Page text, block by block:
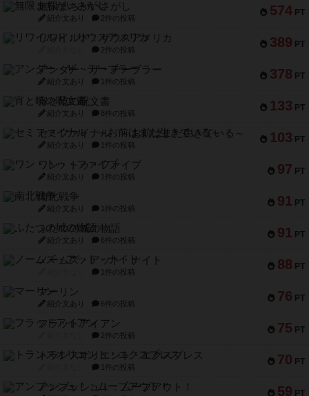
574 PT
無限まちがいさがし
紹介文あり 2件の投稿
389 PT
リワイルド：サウスアメリカ
2件の投稿
378 PT
アンダー・ザ・テーブラー
紹介文あり 1件の投稿
133 PT
宵と暁の呪文書
紹介文あり 8件の投稿
103 PT
セミファイナル ～お前はまだ生きている～
紹介文あり 1件の投稿
97 PT
ワン・トゥ・ファイブ
紹介文あり 1件の投稿
91 PT
南北戦争
紹介文あり 1件の投稿
91 PT
ふたつの城の物語
紹介文あり 6件の投稿
88 PT
ノームズ・アット・ナイト
1件の投稿
76 PT
マーリン
紹介文あり 6件の投稿
75 PT
フラットアイアン
2件の投稿
70 PT
トランスオリエント・エクスプレス
1件の投稿
59 PT
アンブッシュ！：ムーブアウト！